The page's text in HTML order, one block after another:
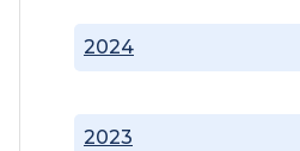
2023
2024